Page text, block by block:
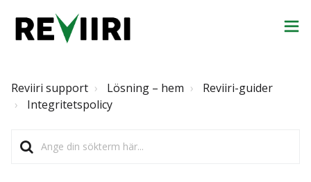
Reviiri support Lösning – hem
Reviiri-guider
Integritetspolicy